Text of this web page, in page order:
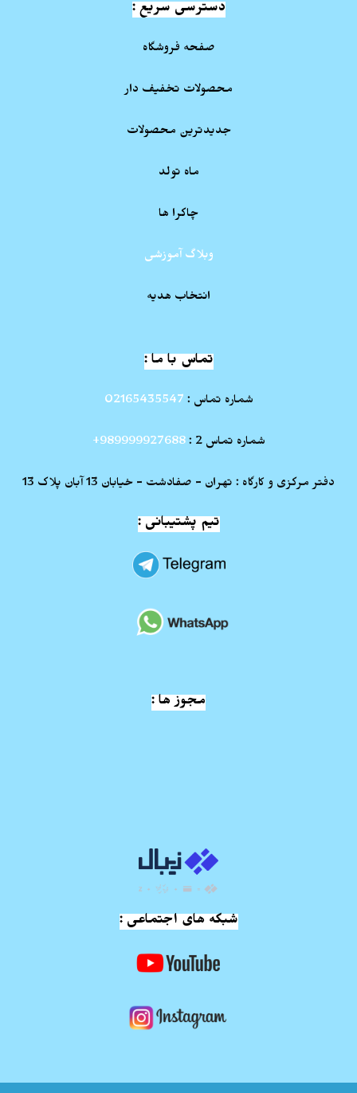
دسترسی سریع :
صفحه فروشگاه
محصولات تخفیف دار
جدیدترین محصولات
ماه تولد
چاکرا ها
وبلاگ آموزشی
انتخاب هدیه
تماس با ما :
شماره تماس : 02165435547
شماره تماس 2 : 989999927688+
دفتر مرکزی و کارگاه : تهران - صفادشت - خیابان 13 آبان پلاک 13
تیم پشتیبانی :
مجوز ها :
شبکه های اجتماعی :